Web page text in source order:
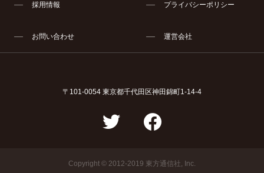
採用情報 プライバシーポリシー
お問い合わせ 運営会社
〒101-0054 東京都千代田区神田錦町1-14-4
Copyright © 2012-2019 東方通信社, Inc.